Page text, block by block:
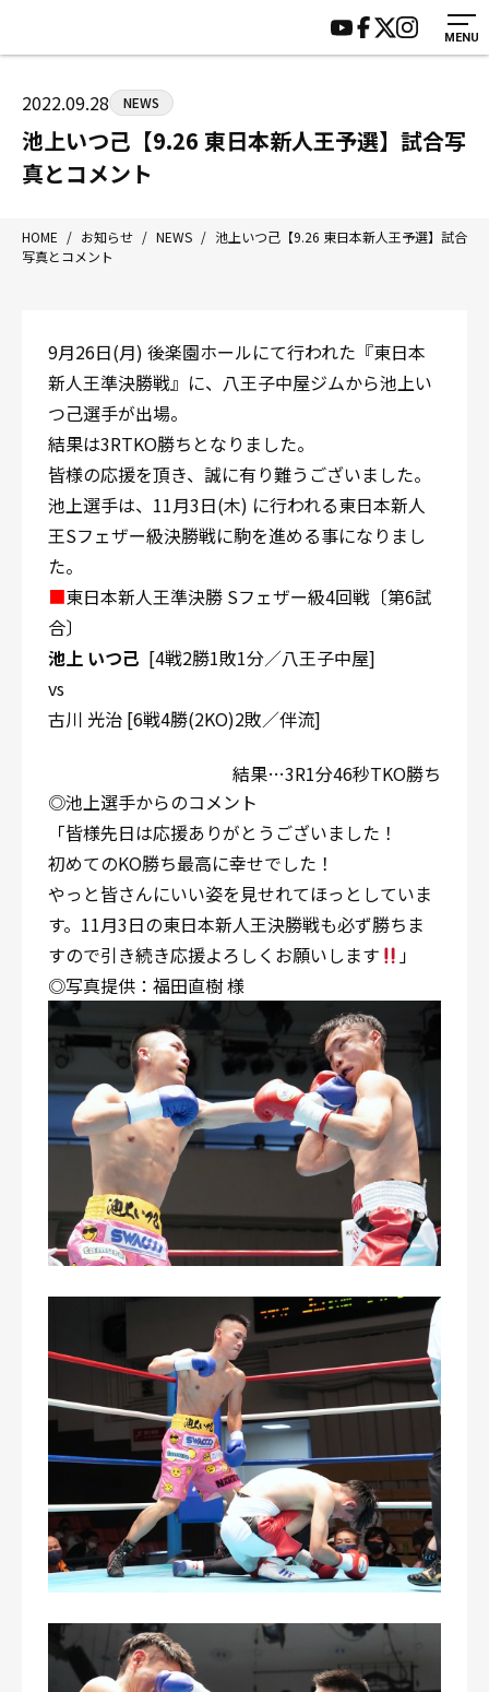
MENU
〒192-0072 東京都八王子市南町3-8 第2原嶋ビル1F
Tel/Fax：042-622-7222
営業時間：月〜土 14:00〜22:00 / 日・祝 14:00〜19:00
HOME
ジムについて
トレーニング
アマ・スパー各大会・キッズ
入会案内
見学・1日体験
施設紹介
会員様の声
サポーター募集
2022.09.28 NEWS
池上いつ己【9.26 東日本新人王予選】試合写
真とコメント
HOME / お知らせ / NEWS / 池上いつ己【9.26 東日本新人王予選】試合
写真とコメント
9月26日(月) 後楽園ホールにて行われた『東日本
新人王準決勝戦』に、八王子中屋ジムから池上い
つ己選手が出場。
結果は3RTKO勝ちとなりました。
皆様の応援を頂き、誠に有り難うございました。
池上選手は、11月3日(木) に行われる東日本新人
王Sフェザー級決勝戦に駒を進める事になりまし
た。
■東日本新人王準決勝 Sフェザー級4回戦〔第6試
合〕
池上 いつ己 [4戦2勝1敗1分／八王子中屋]
vs
古川 光治 [6戦4勝(2KO)2敗／伴流]
結果…3R1分46秒TKO勝ち
◎池上選手からのコメント
「皆様先日は応援ありがとうございました！
初めてのKO勝ち最高に幸せでした！
やっと皆さんにいい姿を見せれてほっとしていま
す。11月3日の東日本新人王決勝戦も必ず勝ちま
すので引き続き応援よろしくお願いします
」
◎写真提供：福田直樹 様